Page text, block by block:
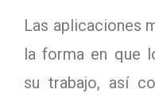
Las aplicaciones
la forma en que
su trabajo, así